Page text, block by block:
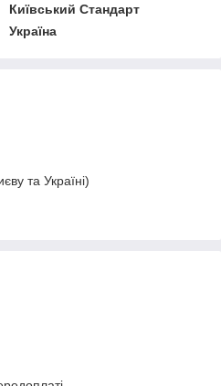
Київський Стандарт
Україна
та Україні)